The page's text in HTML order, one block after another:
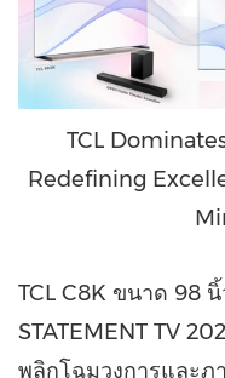
TCL
Redefining
TCL C8K ขนาด 98
STATEMENT TV
พลิกโฉมวงการและภ